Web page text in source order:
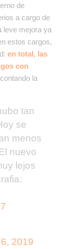
de
a cargo de
leve mejora ya
estos cargos,
en total, las
con
la
tan
se
menos
nuevo
lejos
2019